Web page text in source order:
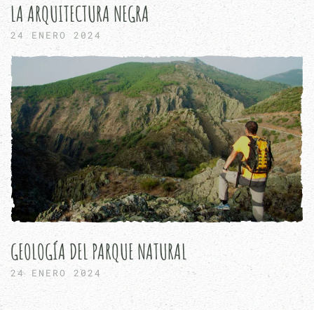
LA ARQUITECTURA NEGRA
24 ENERO 2024
GEOLOGÍA DEL PARQUE NATURAL
24 ENERO 2024